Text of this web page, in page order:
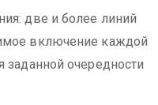
две и более линий
включение каждой
заданной очередности